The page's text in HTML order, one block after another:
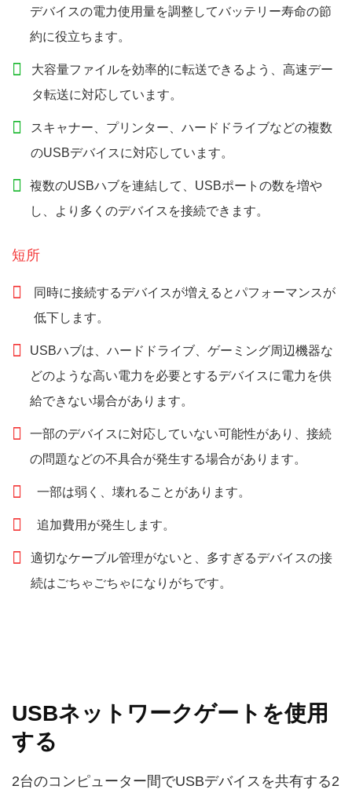
デバイスの電力使用量を調整してバッテリー寿命の節
約に役立ちます。
大容量ファイルを効率的に転送できるよう、高速デー
タ転送に対応しています。
スキャナー、プリンター、ハードドライブなどの複数
のUSBデバイスに対応しています。
複数のUSBハブを連結して、USBポートの数を増や
し、より多くのデバイスを接続できます。
短所
同時に接続するデバイスが増えるとパフォーマンスが
低下します。
USBハブは、ハードドライブ、ゲーミング周辺機器な
どのような高い電力を必要とするデバイスに電力を供
給できない場合があります。
一部のデバイスに対応していない可能性があり、接続
の問題などの不具合が発生する場合があります。
一部は弱く、壊れることがあります。
追加費用が発生します。
適切なケーブル管理がないと、多すぎるデバイスの接
続はごちゃごちゃになりがちです。
USBネットワークゲートを使用
する
2台のコンピューター間でUSBデバイスを共有する2